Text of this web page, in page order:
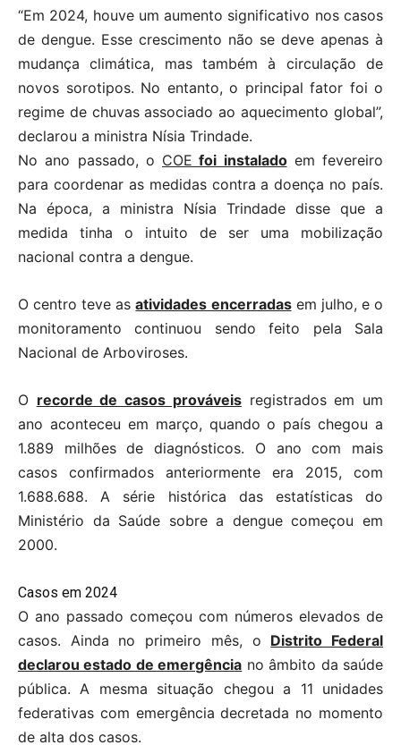
“Em 2024, houve um aumento significativo nos casos
de dengue. Esse crescimento não se deve apenas à
mudança climática, mas também à circulação de
novos sorotipos. No entanto, o principal fator foi o
regime de chuvas associado ao aquecimento global”,
declarou a ministra Nísia Trindade.
No ano passado, o COE foi instaladoem fevereiro
para coordenar as medidas contra a doença no país.
Na época, a ministra Nísia Trindade disse que a
medida tinha o intuito de ser uma mobilização
nacional contra a dengue.
O centro teve asatividades encerradasem julho, e o
monitoramento continuou sendo feito pela Sala
Nacional de Arboviroses.
O recorde de casos prováveisregistrados em um
ano aconteceu em março, quando o país chegou a
1.889 milhões de diagnósticos. O ano com mais
casos confirmados anteriormente era 2015, com
1.688.688. A série histórica das estatísticas do
Ministério da Saúde sobre a dengue começou em
2000.
Casos em 2024
O ano passado começou com números elevados de
casos. Ainda no primeiro mês, o Distrito Federal
declarou estado de emergência no âmbito da saúde
pública. A mesma situação chegou a 11 unidades
federativas com emergência decretada no momento
de alta dos casos.